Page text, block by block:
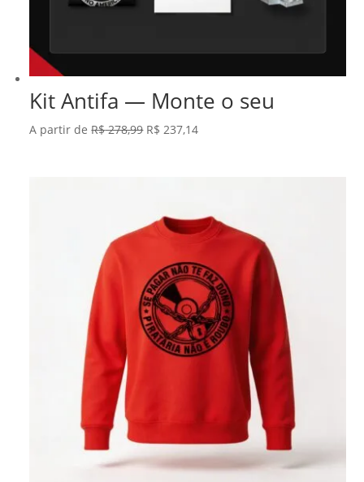
Kit Antifa — Monte o seu
A partir deR$278,99 O
R$ 278,99.
R$ 237,14O
R$ 237,14.